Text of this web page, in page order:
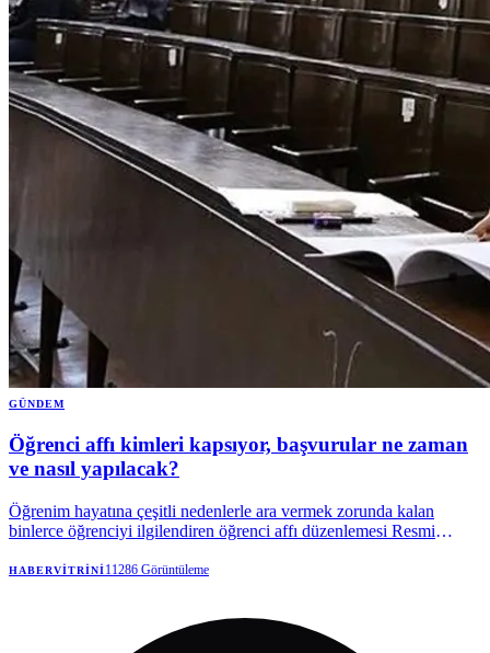
GÜNDEM
Öğrenci affı kimleri kapsıyor, başvurular ne zaman
ve nasıl yapılacak?
Öğrenim hayatına çeşitli nedenlerle ara vermek zorunda kalan
binlerce öğrenciyi ilgilendiren öğrenci affı düzenlemesi Resmi
HABERVITRINI11286 Görüntüleme